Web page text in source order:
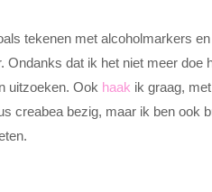
tekenen met alcoholmarkers
Ondanks dat ik het niet meer doe
uitzoeken. Ook haak ik graag,
creabea bezig, maar ik ben ook